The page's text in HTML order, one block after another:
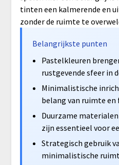
tinten een kalmerende en
zonder de ruimte te
Belangrijkste punten
Pastelkleuren
rustgevende sfeer in
Minimalistische
belang van ruimte
Duurzame
zijn essentieel voor
Strategisch gebruik
minimalistische